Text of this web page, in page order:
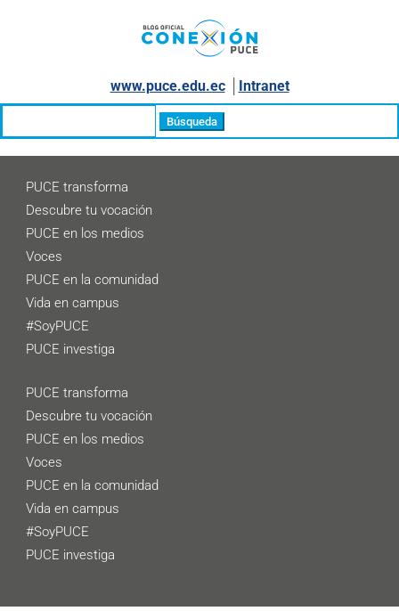
www.puce.edu.ec│ Intranet
PUCE transforma
Descubre tu vocación
PUCE en los medios
Voces
PUCE en la comunidad
Vida en campus
#SoyPUCE
PUCE investiga
PUCE transforma
Descubre tu vocación
PUCE en los medios
Voces
PUCE en la comunidad
Vida en campus
#SoyPUCE
PUCE investiga